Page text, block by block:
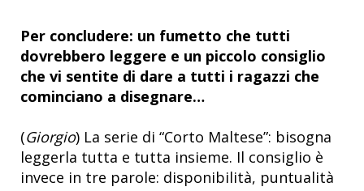
Per concludere: un fumetto che tutti
dovrebbero leggere e un piccolo consiglio
che vi sentite di dare a tutti i ragazzi che
cominciano a disegnare…
(Giorgio) La serie di “Corto Maltese”: bisogna
leggerla tutta e tutta insieme. Il consiglio è
invece in tre parole: disponibilità, puntualità